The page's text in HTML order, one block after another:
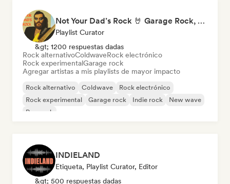
Not Your Dad’s Rock 🤘 Garage Rock, Alt-Rock & Indie Anthems
Playlist Curator
&gt; 1200 respuestas dadas
Rock alternativoColdwaveRock electrónico
Rock experimentalGarage rock
Agregar artistas a mis playlists de mayor impacto
Rock alternativo Coldwave
Rock electrónico
Rock experimental
Garage rock Indie rock
New wave
Pop rock
INDIELAND
Etiqueta, Playlist Curator, Editor
&gt; 500 respuestas dadas